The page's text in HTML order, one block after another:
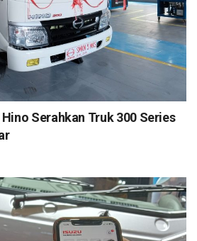
Serahkan Truk 300 Series